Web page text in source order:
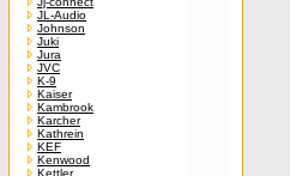
JL-Audio
Johnson
Juki
Jura
JVC
K-9
Kaiser
Kambrook
Karcher
Kathrein
KEF
Kenwood
Kettler